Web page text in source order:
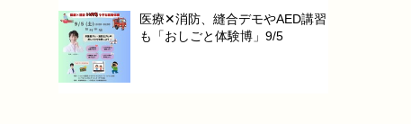
医療✕消防、縫合デモやAED講習
も「おしごと体験博」9/5